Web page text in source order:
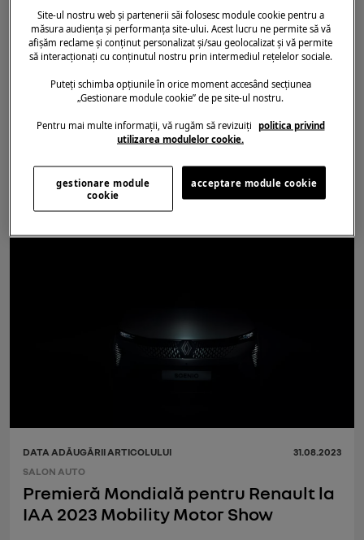
SALON AUTO / DESIGN
regândită pentru mai multă eficiență
DATA ADĂUGĂRII ARTICOLULUI
31.08.2023
SALON AUTO
Premieră Mondială pentru Renault la
IAA 2023 Mobility Motor Show
Site-ul nostru web și partenerii săi folosesc module cookie pentru a
măsura audiența și performanța site-ului. Acest lucru ne permite să vă
afișăm reclame și conținut personalizat și/sau geolocalizat și vă permite
să interacționați cu conținutul nostru prin intermediul rețelelor sociale.
Puteți schimba opțiunile în orice moment accesând secțiunea
„Gestionare module cookie” de pe site-ul nostru.
Pentru mai multe informații, vă rugăm să revizuiți politica privind
utilizarea modulelor cookie.
acceptare module cookie
gestionare module
cookie